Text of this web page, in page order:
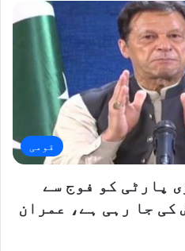
قومی
پارٹی کو فوج سے
کی جا رہی ہے، عمران